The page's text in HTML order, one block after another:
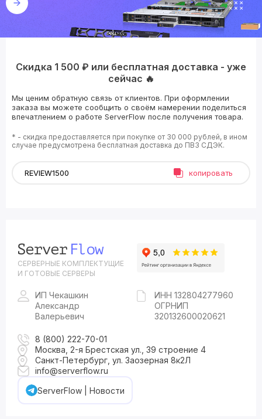
Скидка 1 500 ₽ или бесплатная доставка - уже
сейчас 🔥
Мы ценим обратную связь от клиентов. При оформлении
заказа вы можете сообщить о своём намерении поделиться
впечатлением о работе ServerFlow после получения товара.
* - скидка предоставляется при покупке от 30 000 рублей, в ином
случае предусмотрена бесплатная доставка до ПВЗ СДЭК.
копировать
СЕРВЕРНЫЕ КОМПЛЕКТУЩИЕ
И ГОТОВЫЕ СЕРВЕРЫ
ИП Чекашкин
Александр
Валерьевич
ИНН 132804277960
ОГРНИП
320132600020621
8 (800) 222-70-01
Москва, 2-я Брестская ул., 39 строение 4
Санкт-Петербург, ул. Заозерная 8к2Л
info@serverflow.ru
ServerFlow | Новости